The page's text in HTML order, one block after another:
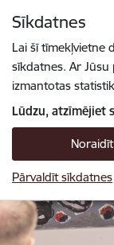
Sīkdatnes
Lai šī tīmekļvietne
sīkdatnes. Ar
izmantotas
Lūdzu, atzīmējiet
Noraidīt
Pārvaldīt sīkdatnes
1 / 14